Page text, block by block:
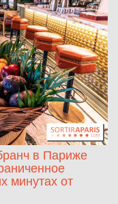
в Париже
минутах от